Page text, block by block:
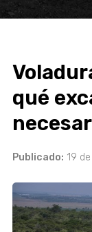
qué
Publicado: 19